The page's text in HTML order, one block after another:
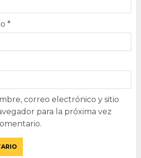
*
correo electrónico y sitio
para la próxima vez